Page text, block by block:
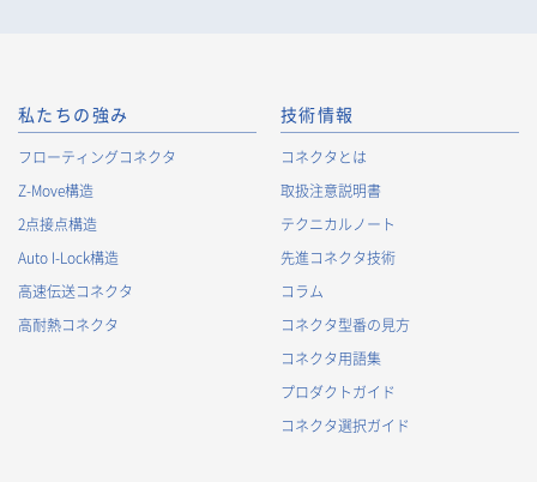
られる場合のCookie情報は、後掲及びCookieポリシーに従って
取り扱います。https://www.irisoele.com/jp/cookie/
2. 個人情報の利用目的
当社が取得する個人情報の利用目的は、次の通りです。当社
は、次の利用目的を、関連性を有すると合理的に認められる範
囲で変更することがあり、変更した場合には、変更された利用
お客様に対する当社製品のご案内のため
お客様に対するキャンペーン、イベント開催案内等の情報
私たちの強み
フローティングコネクタ
Z-Move構造
2点接点構造
Auto I-Lock構造
高速伝送コネクタ
高耐熱コネクタ
技術情報
コネクタとは
取扱注意説明書
テクニカルノート
先進コネクタ技術
コラム
コネクタ型番の見方
コネクタ用語集
プロダクトガイド
コネクタ選択ガイド